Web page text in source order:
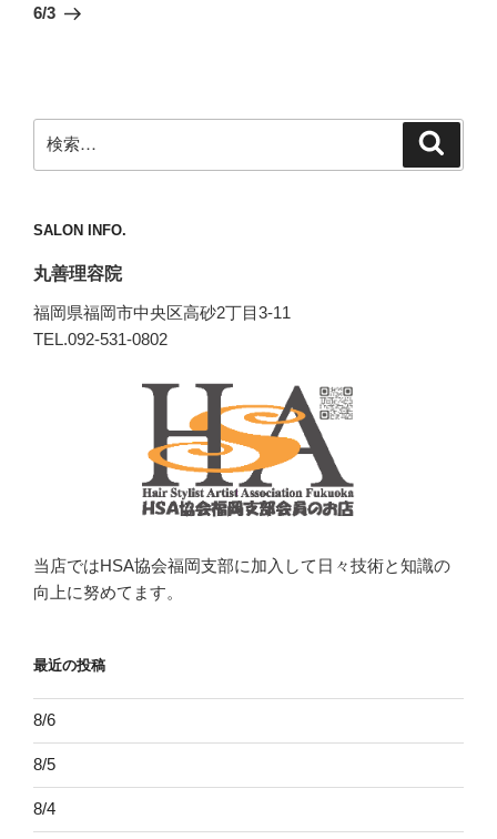
ゲ
ン
の
6/3
索:
SALON INFO.
丸善理容院
福岡県福岡市中央区高砂2丁目3-11
TEL.092-531-0802
当店ではHSA協会福岡支部に加入して日々技術と知識の
向上に努めてます。
最近の投稿
8/6
8/5
8/4